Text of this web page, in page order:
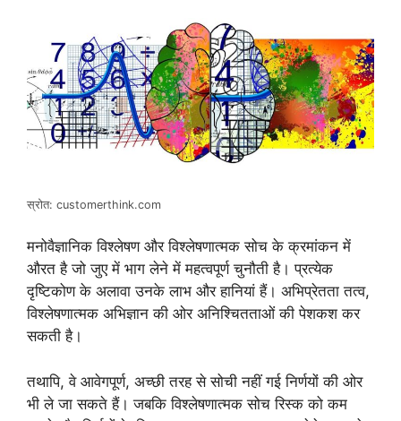
स्रोत: customerthink.com
मनोवैज्ञानिक विश्लेषण और विश्लेषणात्मक सोच के क्रमांकन में
औरत है जो जुए में भाग लेने में महत्वपूर्ण चुनौती है। प्रत्येक
दृष्टिकोण के अलावा उनके लाभ और हानियां हैं। अभिप्रेतता तत्व,
विश्लेषणात्मक अभिज्ञान की ओर अनिश्चितताओं की पेशकश कर
सकती है।
तथापि, वे आवेगपूर्ण, अच्छी तरह से सोची नहीं गई निर्णयों की ओर
भी ले जा सकते हैं। जबकि विश्लेषणात्मक सोच रिस्क को कम